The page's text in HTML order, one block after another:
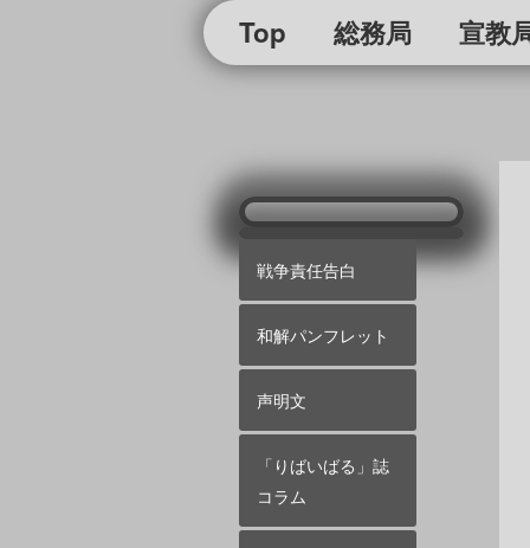
Top 総務局 宣教
戦争責任告白
和解パンフレット
声明文
「りばいばる」誌
コラム